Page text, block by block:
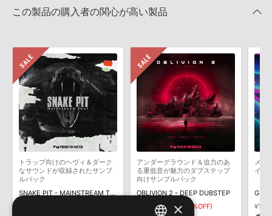
きます際には、NTFSやHFS＋でフォーマットされたHDDをご用意
いただく必要がございます。
知らせするメールの2通が送信されます。メールに記載されており
ます説明に沿って、製品のダウンロード／導入を行って下さい。
サンプルパック製品には、原則として日本語版操作マニュアルをご
用意しておりません。ご購入後のご不明点や詳細に関するお問い合
わせなどはテクニカルサポート
までご連絡ください。
デモソングは、製品収録サウンドを使ってできることを紹介するた
めのデモンストレーション用の楽曲です。原則として、デモソング
そのものをお使いいただくことはできません。また、デモソングを
構成する全てのサウンドが、サンプルパックに含まれていることを
保証するものではありません。
しかねます。
2022.06.06
2022.06.06
加方法
マークのついた情報は、該当する製品のご購入ユーザー様専用となって
おります。ご覧頂くには、該当する製品をご購入頂く必要がございます。
SUPALIFE DUBSTEP DARK EDITIONのサポート情報
この製品の購入者の関心が高い製品
トラップ向けのヘヴィ＆ダーク
なサウンドが収録されたサンプ
ルパック
SNAKE PIT - MAINSTREAM TRAP
アンダーグラウンド＆迫力のあ
る重低音が魅力のダブステップ
向けサンプルパック
OBLIVION 2 - DEEP DUBSTEP
¥4,752 ¥1,900(60%OFF)
メロ
イク
×